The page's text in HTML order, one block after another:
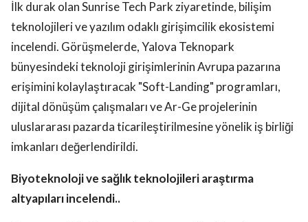
İlk durak olan Sunrise Tech Park ziyaretinde, bilişim
teknolojileri ve yazılım odaklı girişimcilik ekosistemi
incelendi. Görüşmelerde, Yalova Teknopark
bünyesindeki teknoloji girişimlerinin Avrupa pazarına
erişimini kolaylaştıracak "Soft-Landing" programları,
dijital dönüşüm çalışmaları ve Ar-Ge projelerinin
uluslararası pazarda ticarileştirilmesine yönelik iş birliği
imkanları değerlendirildi.
Biyoteknoloji ve sağlık teknolojileri araştırma
altyapıları incelendi..